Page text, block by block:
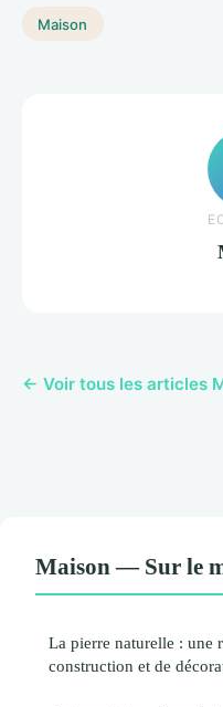
Maison
← Voir tous les articles
Maison — Sur le
La pierre naturelle : une
construction et de